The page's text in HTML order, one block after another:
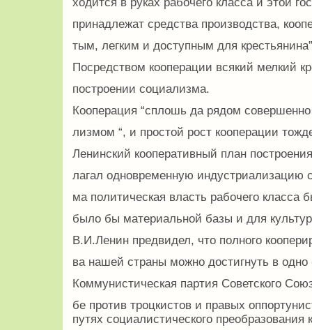
принадлежат средства производства,
тым, легким и доступным для
Посредством кооперации всякий мелкий
построении социализма.
Кооперация “сплошь да рядом
лизмом “, и простой рост кооперации
Ленинский кооперативный план
лагал одновременную индустриализацию
ма политическая власть рабочего класса
было бы материальной базы и для
В.И.Ленин предвидел, что полного
ва нашей страны можно достигнуть в одно
Коммунистическая партия Советского
бе против троцкистов и правых
путях социалистического преобразования